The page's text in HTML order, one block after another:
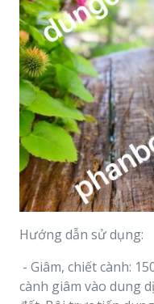
Hướng dẫn sử dụng:
- Giâm, chiết cành:
cành giâm vào dung